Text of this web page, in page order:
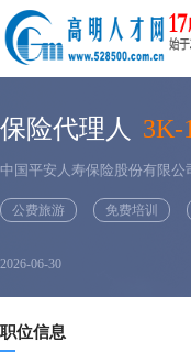
保险代理人 3K-
中国平安人寿保险股份有限
公费旅游 免费培训
2026-06-30
职位信息